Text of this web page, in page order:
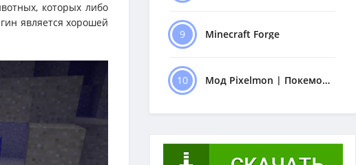
которых либо
является хорошей
9 Minecraft Forge
10 Мод Pixelmon | Покемоны